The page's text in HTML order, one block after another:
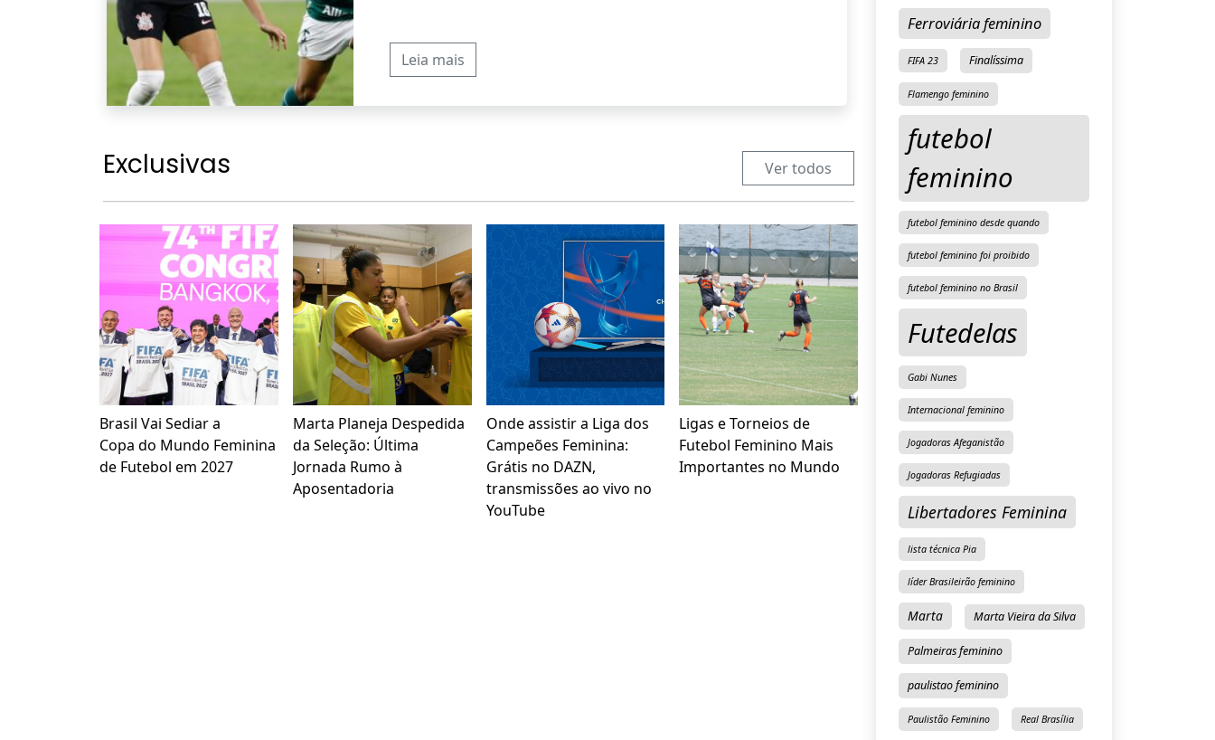
Leia mais
Exclusivas Ver todos
Brasil Vai Sediar a
Copa do Mundo Feminina
de Futebol em 2027
Marta Planeja Despedida
da Seleção: Última
Jornada Rumo à
Aposentadoria
Onde assistir a Liga dos
Campeões Feminina:
Grátis no DAZN,
transmissões ao vivo no
YouTube
Ligas e Torneios de
Futebol Feminino Mais
Importantes no Mundo
Ferroviária feminino
FIFA 23 Finalíssima
Flamengo feminino
futebol
feminino
futebol feminino desde quando
futebol feminino foi proibido
futebol feminino no Brasil
Futedelas
Gabi Nunes
Internacional feminino
Jogadoras Afeganistão
Jogadoras Refugiadas
Libertadores Feminina
lista técnica Pia
líder Brasileirão feminino
Marta Marta Vieira da Silva
Palmeiras feminino
paulistao feminino
Paulistão Feminino Real Brasília